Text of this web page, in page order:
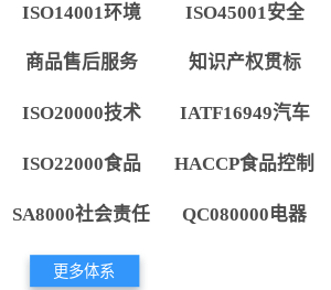
ISO14001环境 ISO45001安全
商品售后服务 知识产权贯标
ISO20000技术 IATF16949汽车
ISO22000食品 HACCP食品控制
SA8000社会责任 QC080000电器
更多体系